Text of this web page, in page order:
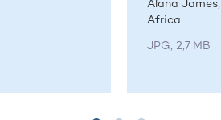
Alana
Africa
JPG, 2,7 MB